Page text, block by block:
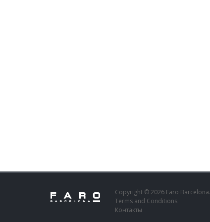
Copyright © 2026 Faro
Terms and Conditions
Контакты